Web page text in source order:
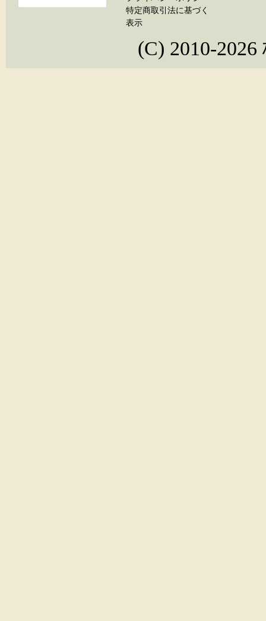
特定商取引法に基づく
表示
(C) 2010-